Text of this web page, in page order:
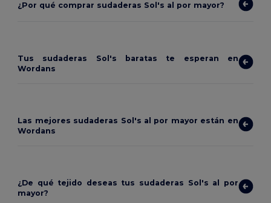
¿Por qué comprar sudaderas Sol's al por mayor?
Tus sudaderas Sol's baratas te esperan en
Wordans
Las mejores sudaderas Sol's al por mayor están en
Wordans
¿De qué tejido deseas tus sudaderas Sol's al por
mayor?